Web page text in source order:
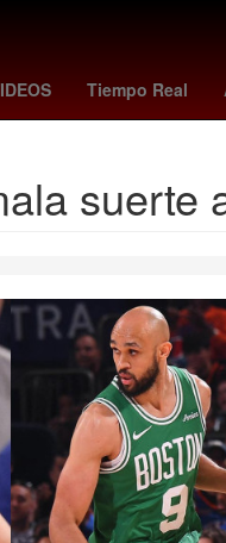
Tiempo Real
mariners - tigers HBO
suerte